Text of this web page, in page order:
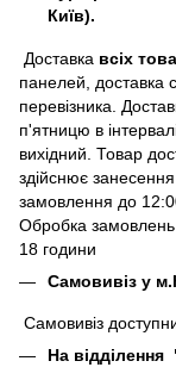
Київ).
Доставка всіх
панелей, доставка
перевізника.
п'ятницю в
вихідний. Товар
здійснює
замовлення до
Обробка замовлень
18 години
Самовивіз у
Самовивіз
На відділення